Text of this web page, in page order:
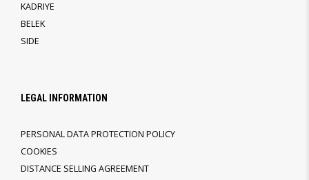
KADRIYE
BELEK
SIDE
LEGAL INFORMATION
PERSONAL DATA PROTECTION POLICY
COOKIES
DISTANCE SELLING AGREEMENT